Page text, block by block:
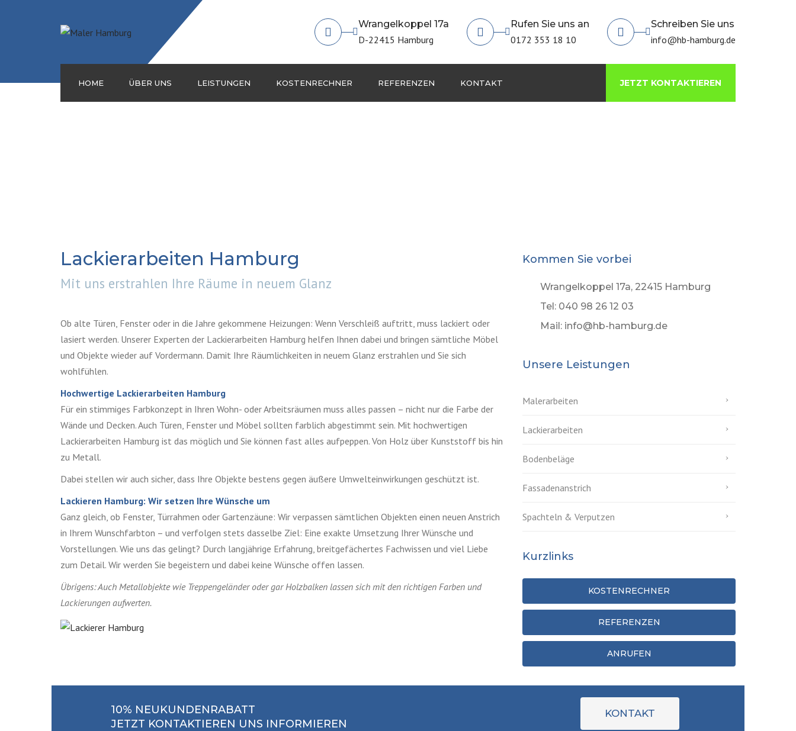
Wrangelkoppel 17a
D-22415 Hamburg
Rufen Sie uns an
0172 353 18 10
Schreiben Sie uns
info@hb-hamburg.de
HOME ÜBER UNS LEISTUNGEN KOSTENRECHNER REFERENZEN KONTAKT JETZT KONTAKTIEREN
Lackierarbeiten Hamburg
Mit uns erstrahlen Ihre Räume in neuem Glanz
Ob alte Türen, Fenster oder in die Jahre gekommene Heizungen: Wenn Verschleiß auftritt, muss lackiert oder
lasiert werden. Unserer Experten der Lackierarbeiten Hamburg helfen Ihnen dabei und bringen sämtliche Möbel
und Objekte wieder auf Vordermann. Damit Ihre Räumlichkeiten in neuem Glanz erstrahlen und Sie sich
wohlfühlen.
Hochwertige Lackierarbeiten Hamburg
Für ein stimmiges Farbkonzept in Ihren Wohn- oder Arbeitsräumen muss alles passen – nicht nur die Farbe der
Wände und Decken. Auch Türen, Fenster und Möbel sollten farblich abgestimmt sein. Mit hochwertigen
Lackierarbeiten Hamburg ist das möglich und Sie können fast alles aufpeppen. Von Holz über Kunststoff bis hin
zu Metall.
Dabei stellen wir auch sicher, dass Ihre Objekte bestens gegen äußere Umwelteinwirkungen geschützt ist.
Lackieren Hamburg: Wir setzen Ihre Wünsche um
Ganz gleich, ob Fenster, Türrahmen oder Gartenzäune: Wir verpassen sämtlichen Objekten einen neuen Anstrich
in Ihrem Wunschfarbton – und verfolgen stets dasselbe Ziel: Eine exakte Umsetzung Ihrer Wünsche und
Vorstellungen. Wie uns das gelingt? Durch langjährige Erfahrung, breitgefächertes Fachwissen und viel Liebe
zum Detail. Wir werden Sie begeistern und dabei keine Wünsche offen lassen.
Übrigens: Auch Metallobjekte wie Treppengeländer oder gar Holzbalken lassen sich mit den richtigen Farben und
Lackierungen aufwerten.
Kommen Sie vorbei
Wrangelkoppel 17a, 22415 Hamburg
Tel: 040 98 26 12 03
Mail: info@hb-hamburg.de
Unsere Leistungen
Malerarbeiten
Lackierarbeiten
Bodenbeläge
Fassadenanstrich
Spachteln & Verputzen
Kurzlinks
KOSTENRECHNER
REFERENZEN
ANRUFEN
10% NEUKUNDENRABATT
JETZT KONTAKTIEREN UNS INFORMIEREN
KONTAKT